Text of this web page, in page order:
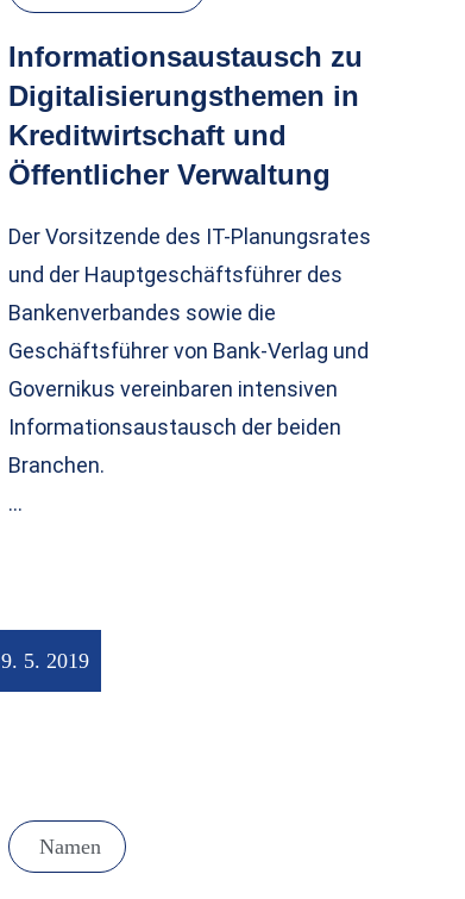
Informationsaustausch zu
Digitalisierungsthemen in
Kreditwirtschaft und
Öffentlicher Verwaltung
Der Vorsitzende des IT-Planungsrates
und der Hauptgeschäftsführer des
Bankenverbandes sowie die
Geschäftsführer von Bank-Verlag und
Governikus vereinbaren intensiven
Informationsaustausch der beiden
Branchen.
…
9. 5. 2019
Namen